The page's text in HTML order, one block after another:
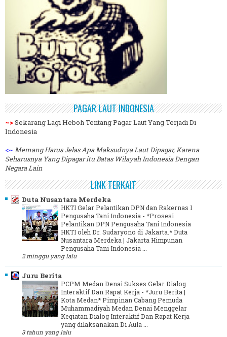
PAGAR LAUT INDONESIA
~>Sekarang Lagi Heboh Tentang Pagar Laut Yang Terjadi Di
Indonesia
<~ Memang Harus Jelas Apa Maksudnya Laut Dipagar, Karena
Seharusnya Yang Dipagar itu Batas Wilayah Indonesia Dengan
Negara Lain
LINK TERKAIT
Duta Nusantara Merdeka
HKTI Gelar Pelantikan DPN dan Rakernas I
Pengusaha Tani Indonesia - *Prosesi
Pelantikan DPN Pengusaha Tani Indonesia
HKTI oleh Dr. Sudaryono di Jakarta.* Duta
Nusantara Merdeka | Jakarta Himpunan
Pengusaha Tani Indonesia ...
2 minggu yang lalu
Juru Berita
PCPM Medan Denai Sukses Gelar Dialog
Interaktif Dan Rapat Kerja - *Juru Berita |
Kota Medan* Pimpinan Cabang Pemuda
Muhammadiyah Medan Denai Menggelar
Kegiatan Dialog Interaktif Dan Rapat Kerja
yang dilaksanakan Di Aula ...
3 tahun yang lalu